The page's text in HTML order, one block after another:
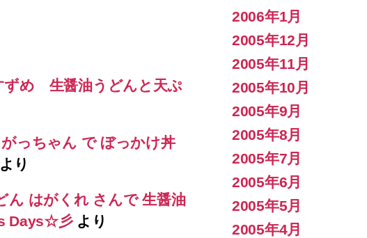
め 生醤油うどんと天ぷ
っちゃん で ぼっかけ丼
り
はがくれ さんで 生醤油
Days☆彡より
2006年1月
2005年12月
2005年11月
2005年10月
2005年9月
2005年8月
2005年7月
2005年6月
2005年5月
2005年4月